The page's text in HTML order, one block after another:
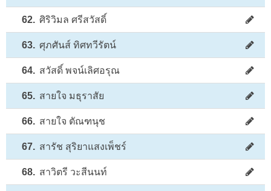
62. ศิริวิมล ศรีสวัสดิ์
63. ศุภศันส์ ทิศทวีรัตน์
64. สวัสดิ์ พจน์เลิศอรุณ
65. สายใจ มธุราสัย
66. สายใจ ตัณฑนุช
67. สารัช สุริยาแสงเพ็ชร์
68. สาวิตรี วะสีนนท์